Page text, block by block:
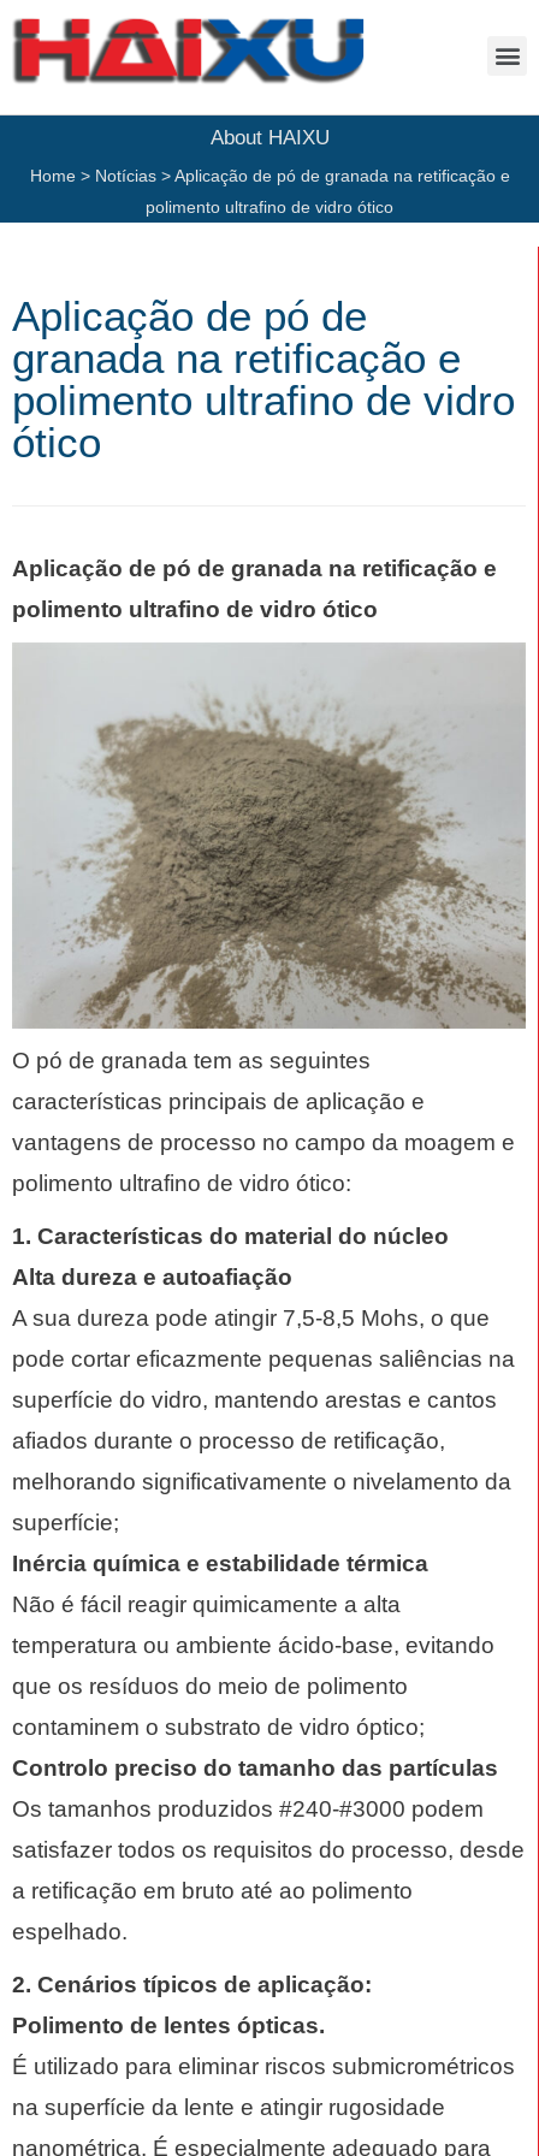
About HAIXU
Home> Notícias>Aplicação de pó de granada na retificação e
polimento ultrafino de vidro ótico
Aplicação de pó de
granada na retificação e
polimento ultrafino de vidro
ótico
Aplicação de pó de granada na retificação e
polimento ultrafino de vidro ótico
O pó de granada tem as seguintes
características principais de aplicação e
vantagens de processo no campo da moagem e
polimento ultrafino de vidro ótico:
1. Características do material do núcleo
Alta dureza e autoafiação
A sua dureza pode atingir 7,5-8,5 Mohs, o que
pode cortar eficazmente pequenas saliências na
superfície do vidro, mantendo arestas e cantos
afiados durante o processo de retificação,
melhorando significativamente o nivelamento da
superfície;
Inércia química e estabilidade térmica
Não é fácil reagir quimicamente a alta
temperatura ou ambiente ácido-base, evitando
que os resíduos do meio de polimento
contaminem o substrato de vidro óptico;
Controlo preciso do tamanho das partículas
Os tamanhos produzidos #240-#3000 podem
satisfazer todos os requisitos do processo, desde
a retificação em bruto até ao polimento
espelhado.
2. Cenários típicos de aplicação:
Polimento de lentes ópticas.
É utilizado para eliminar riscos submicrométricos
na superfície da lente e atingir rugosidade
nanométrica. É especialmente adequado para